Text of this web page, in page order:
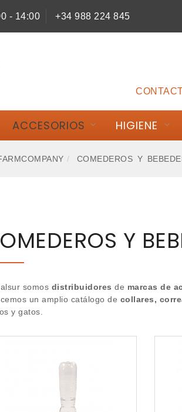
- 14:00 +34 988 224 845
ACCESORIOS HIGIENE
COMEDEROS Y
Y
somos distribuidores de marcas de
un amplio catálogo de collares,
y gatos.